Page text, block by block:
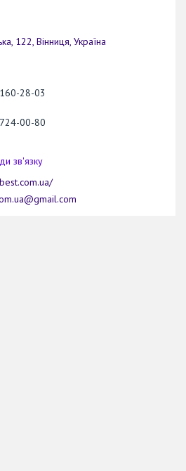
122, Вінниця, Україна
28-03
00-80